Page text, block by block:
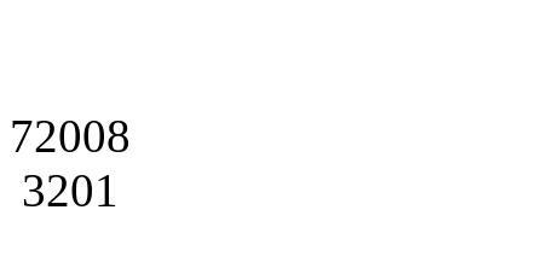
72008
3201